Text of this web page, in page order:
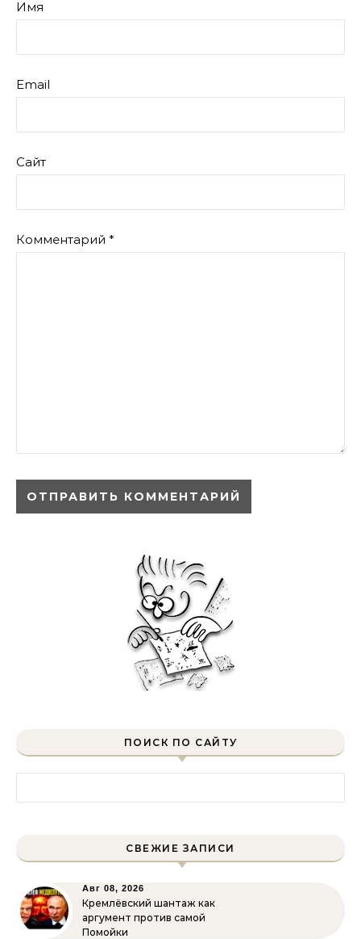
Имя
Email
Сайт
Комментарий *
ПОИСК ПО САЙТУ
СВЕЖИЕ ЗАПИСИ
Авг 08, 2026
Кремлёвский шантаж как
аргумент против самой
Помойки